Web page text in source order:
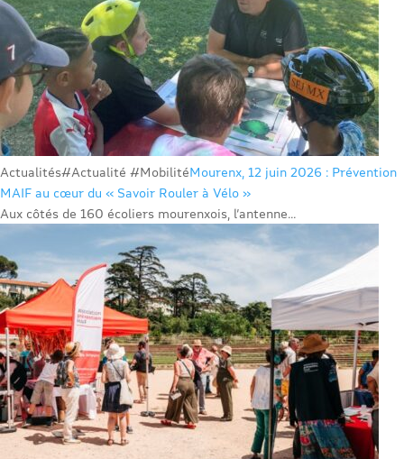
Actualités#Actualité #MobilitéMourenx, 12 juin 2026 : Prévention
MAIF au cœur du « Savoir Rouler à Vélo »
Aux côtés de 160 écoliers mourenxois, l’antenne...